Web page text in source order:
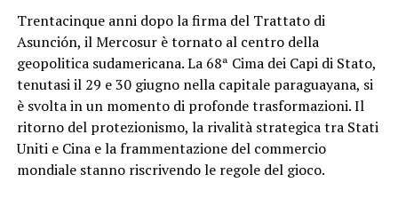
Trentacinque anni dopo la firma del Trattato di
Asunción, il Mercosur è tornato al centro della
geopolitica sudamericana. La 68ª Cima dei Capi di Stato,
tenutasi il 29 e 30 giugno nella capitale paraguayana, si
è svolta in un momento di profonde trasformazioni. Il
ritorno del protezionismo, la rivalità strategica tra Stati
Uniti e Cina e la frammentazione del commercio
mondiale stanno riscrivendo le regole del gioco.